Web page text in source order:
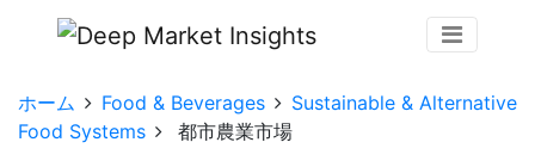
ホーム Food & Beverages
Sustainable & Alternative
Food Systems
都市農業市場